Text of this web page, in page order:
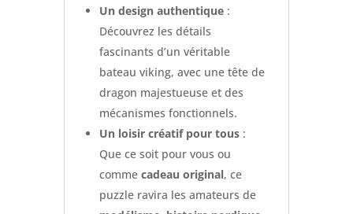
Un design authentique:
Découvrez les détails
fascinants d’un véritable
bateau viking, avec une tête de
dragon majestueuse et des
mécanismes fonctionnels.
Un loisir créatif pour tous:
Que ce soit pour vous ou
comme cadeau original, ce
puzzle ravira les amateurs de